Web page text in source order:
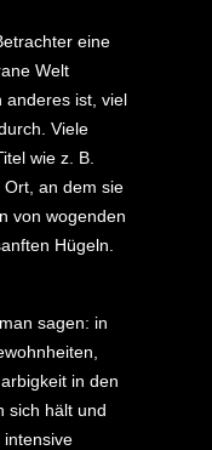
eine
Welt
anderes ist, viel
Viele
wie z. B.
Ort, an dem sie
von wogenden
Hügeln.
sagen: in
in den
sich hält und
intensive